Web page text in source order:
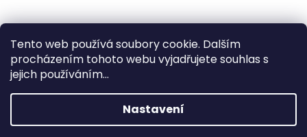
Tento web používá soubory cookie. Dalším
procházením tohoto webu vyjadřujete souhlas s
jejich používáním...
Nastavení
×
Hledáte nejvýhodnější cenu? Získáte jí
pomocíregistrace